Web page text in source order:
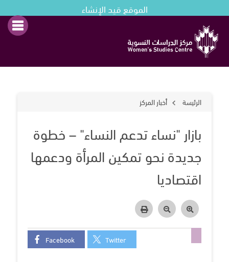
الموقع قيد الإنشاء
الرئيسة أخبار المركز
بازار "نساء تدعم النساء" – خطوة
جديدة نحو تمكين المرأة ودعمها
اقتصاديا
Facebook Twitter